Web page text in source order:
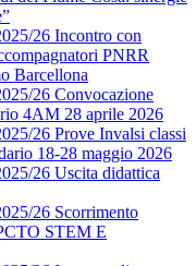
26 Incontro con
PNRR
Barcellona
26 Convocazione
4AM 28 aprile 2026
26 Prove Invalsi classi
18-28 maggio 2026
26 Uscita didattica
26 Scorrimento
STEM E